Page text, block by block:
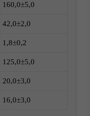
160,0±5,0
42,0±2,0
1,8±0,2
125,0±5,0
20,0±3,0
16,0±3,0